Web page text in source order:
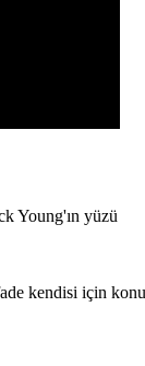
Young'ın yüzü
kendisi için